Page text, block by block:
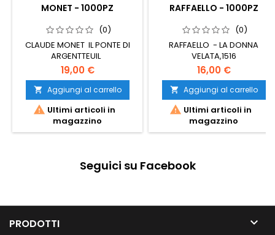
MONET - 1000PZ
(0)
CLAUDE MONET IL PONTE DI
ARGENTTEUIL
19,00 €
 Aggiungi al carrello
 Ultimi articoli in
magazzino
RAFFAELLO - 1000PZ
(0)
RAFFAELLO - LA DONNA
VELATA,1516
16,00 €
 Aggiungi al carrello
 Ultimi articoli in
magazzino
Seguici su Facebook
PRODOTTI 